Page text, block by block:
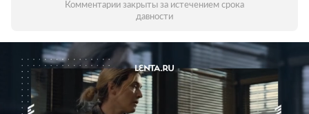
Комментарии закрыты за истечением срока
давности